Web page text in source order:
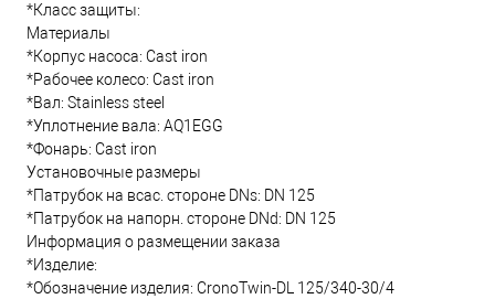
*Класс защиты:
Материалы
*Корпус насоса: Cast iron
*Рабочее колесо: Cast iron
*Вал: Stainless steel
*Уплотнение вала: AQ1EGG
*Фонарь: Cast iron
Установочные размеры
*Патрубок на всас. стороне DNs: DN 125
*Патрубок на напорн. стороне DNd: DN 125
Информация о размещении заказа
*Изделие:
*Обозначение изделия: CronoTwin-DL 125/340-30/4